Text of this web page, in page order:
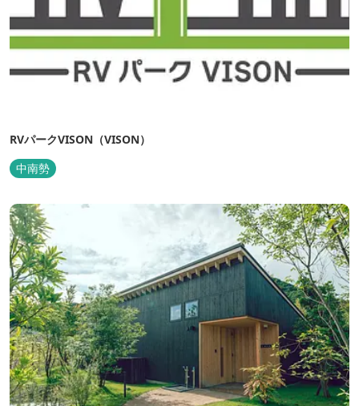
RVパークVISON（VISON）
中南勢